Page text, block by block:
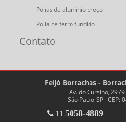
Polias de alumínio preço
Polia de ferro fundido
Contato
Feijó Borrachas -
Av. do Cursino, 2979
São Paulo-SP - CEP:
11 5058-4889